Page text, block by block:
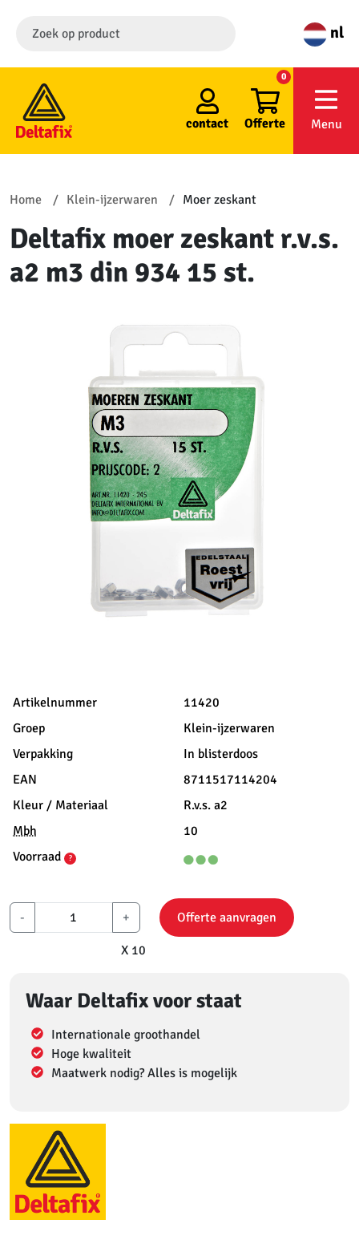
nl
contact Offerte
0
Menu
Home Klein-ijzerwaren Moer zeskant
Deltafix moer zeskant r.v.s.
a2 m3 din 934 15 st.
Artikelnummer
11420
Groep
Klein-ijzerwaren
Verpakking
In blisterdoos
EAN
8711517114204
Kleur / Materiaal
R.v.s. a2
Mbh
10
Voorraad
?
- +
X 10
Offerte aanvragen
Waar Deltafix voor staat
Internationale groothandel
Hoge kwaliteit
Maatwerk nodig? Alles is mogelijk